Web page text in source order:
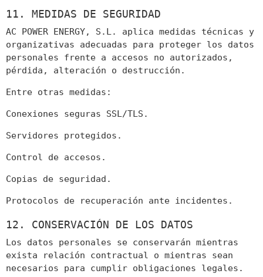
11. MEDIDAS DE SEGURIDAD
AC POWER ENERGY, S.L. aplica medidas técnicas y
organizativas adecuadas para proteger los datos
personales frente a accesos no autorizados,
pérdida, alteración o destrucción.
Entre otras medidas:
Conexiones seguras SSL/TLS.
Servidores protegidos.
Control de accesos.
Copias de seguridad.
Protocolos de recuperación ante incidentes.
12. CONSERVACIÓN DE LOS DATOS
Los datos personales se conservarán mientras
exista relación contractual o mientras sean
necesarios para cumplir obligaciones legales.